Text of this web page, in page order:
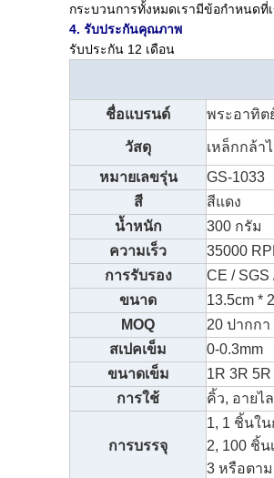
กระบวนการทั้งหมดเรามีข้อกำหนด
4. รับประกันคุณภาพ
รับประกัน 12 เดือน
ชื่อแบรนด์ พระอาทิต
วัสดุ
เหล็กกล้า
หมายเลขรุ่น
GS-1033
สี
สีแดง
น้ำหนัก
300 กรัม
ความเร็ว
35000
การรับรอง
CE / SGS
ขนาด
13.5cm *
MOQ
20 ปากกา
สเปคเข็ม
0-0.3mm
ขนาดเข็ม
1R 3R
การใช้
คิ้ว, อายไ
การบรรจุ
1, 1 ชิ้นใน
2, 100 ชิ้
3 หรือตา